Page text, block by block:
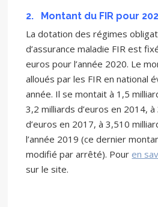
2. Montant du FIR pour
La dotation des régimes
d’assurance maladie FIR est
euros pour l’année 2020. Le
alloués par les FIR en national
année. Il se montait à 1,5
3,2 milliards d’euros en 2014,
d’euros en 2017, à 3,510
l’année 2019 (ce dernier
modifié par arrêté). Pouren
sur le site.